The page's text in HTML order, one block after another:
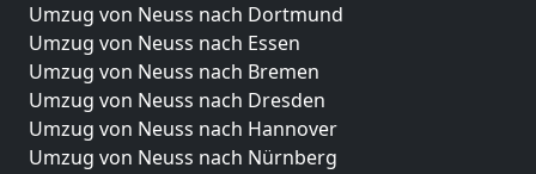
Umzug von Neuss nach Dortmund
Umzug von Neuss nach Essen
Umzug von Neuss nach Bremen
Umzug von Neuss nach Dresden
Umzug von Neuss nach Hannover
Umzug von Neuss nach Nürnberg